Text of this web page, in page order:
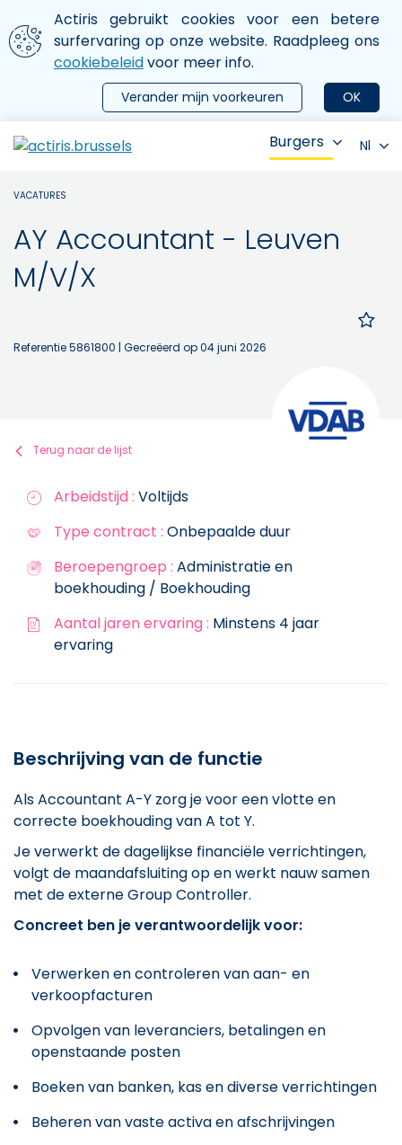
Aller au contenu principal
We gebruiken cookies
Actiris gebruikt cookies voor een betere
surfervaring op onze website. Raadpleeg ons
cookiebeleidvoor meer info.
OK
Verander mijn voorkeuren
le menu
Burgers Nl
VACATURES
AY Accountant - Leuven
M/V/X
Referentie 5861800 | Gecreëerd op 04 juni 2026
Terug naar de lijst
Arbeidstijd : Voltijds
Type contract : Onbepaalde duur
Beroepengroep : Administratie en
boekhouding / Boekhouding
Aantal jaren ervaring : Minstens 4 jaar
ervaring
Beschrijving van de functie
Als Accountant A-Y zorg je voor een vlotte en
correcte boekhouding van A tot Y.
Je verwerkt de dagelijkse financiële verrichtingen,
volgt de maandafsluiting op en werkt nauw samen
met de externe Group Controller.
Concreet ben je verantwoordelijk voor:
Verwerken en controleren van aan- en
verkoopfacturen
Opvolgen van leveranciers, betalingen en
openstaande posten
Boeken van banken, kas en diverse verrichtingen
Beheren van vaste activa en afschrijvingen